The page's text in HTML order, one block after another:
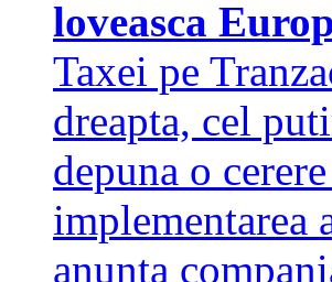
loveasca
Taxei pe
dreapta, cel
depuna o
implementarea
anunta